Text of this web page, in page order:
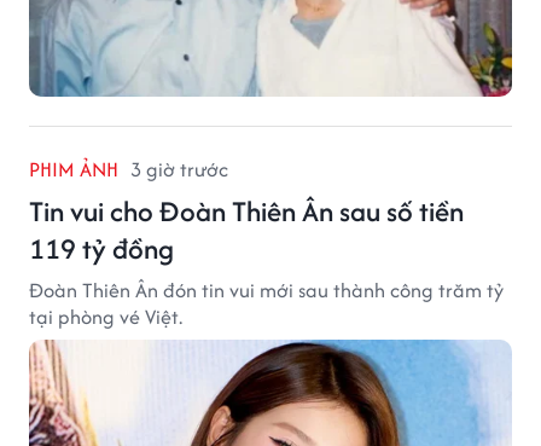
PHIM ẢNH 3 giờ trước
Tin vui cho Đoàn Thiên Ân sau số tiền
119 tỷ đồng
Đoàn Thiên Ân đón tin vui mới sau thành công trăm tỷ
tại phòng vé Việt.